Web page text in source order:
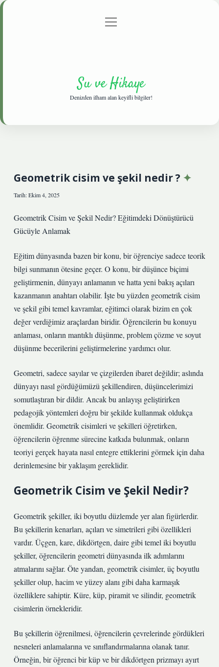
Gizlilik Politikası
menüyü
Su ve Hikaye
Denizden ilham alan keyifli bilgiler!
Geometrik cisim ve şekil nedir ?
Tarih: Ekim 4, 2025
Geometrik Cisim ve Şekil Nedir? Eğitimdeki Dönüştürücü
Gücüyle Anlamak
Eğitim dünyasında bazen bir konu, bir öğrenciye sadece teorik
bilgi sunmanın ötesine geçer. O konu, bir düşünce biçimi
geliştirmenin, dünyayı anlamanın ve hatta yeni bakış açıları
kazanmanın anahtarı olabilir. İşte bu yüzden geometrik cisim
ve şekil gibi temel kavramlar, eğitimci olarak bizim en çok
değer verdiğimiz araçlardan biridir. Öğrencilerin bu konuyu
anlaması, onların mantıklı düşünme, problem çözme ve soyut
düşünme becerilerini geliştirmelerine yardımcı olur.
Geometri, sadece sayılar ve çizgilerden ibaret değildir; aslında
dünyayı nasıl gördüğümüzü şekillendiren, düşüncelerimizi
somutlaştıran bir dildir. Ancak bu anlayışı geliştirirken
pedagojik yöntemleri doğru bir şekilde kullanmak oldukça
önemlidir. Geometrik cisimleri ve şekilleri öğretirken,
öğrencilerin öğrenme sürecine katkıda bulunmak, onların
teoriyi gerçek hayata nasıl entegre ettiklerini görmek için daha
derinlemesine bir yaklaşım gereklidir.
Geometrik Cisim ve Şekil Nedir?
Geometrik şekiller, iki boyutlu düzlemde yer alan figürlerdir.
Bu şekillerin kenarları, açıları ve simetrileri gibi özellikleri
vardır. Üçgen, kare, dikdörtgen, daire gibi temel iki boyutlu
şekiller, öğrencilerin geometri dünyasında ilk adımlarını
atmalarını sağlar. Öte yandan, geometrik cisimler, üç boyutlu
şekiller olup, hacim ve yüzey alanı gibi daha karmaşık
özelliklere sahiptir. Küre, küp, piramit ve silindir, geometrik
cisimlerin örnekleridir.
Bu şekillerin öğrenilmesi, öğrencilerin çevrelerinde gördükleri
nesneleri anlamalarına ve sınıflandırmalarına olanak tanır.
Örneğin, bir öğrenci bir küp ve bir dikdörtgen prizmayı ayırt